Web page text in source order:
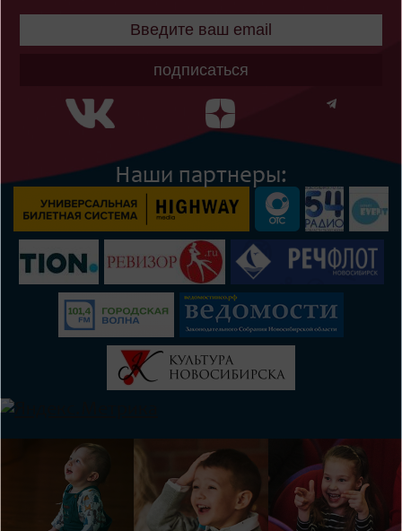
подписаться
Наши партнеры: